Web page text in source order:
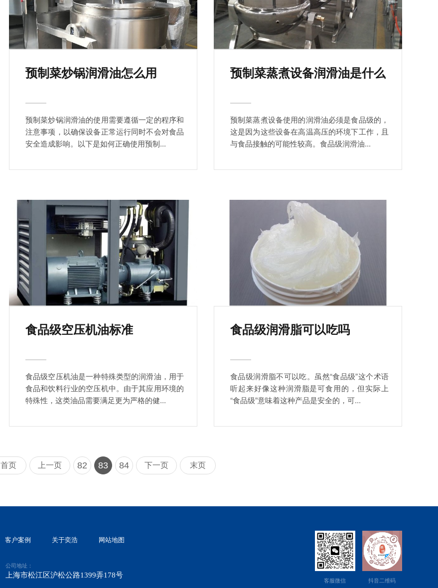
预制菜炒锅润滑油怎么用
预制菜炒锅润滑油的使用需要遵循一定的程序和
注意事项，以确保设备正常运行同时不会对食品
安全造成影响。以下是如何正确使用预制...
预制菜蒸煮设备润滑油是什么
预制菜蒸煮设备使用的润滑油必须是食品级的，
这是因为这些设备在高温高压的环境下工作，且
与食品接触的可能性较高。食品级润滑油...
食品级空压机油标准
食品级空压机油是一种特殊类型的润滑油，用于
食品和饮料行业的空压机中。由于其应用环境的
特殊性，这类油品需要满足更为严格的健...
食品级润滑脂可以吃吗
食品级润滑脂不可以吃。虽然“食品级”这个术语
听起来好像这种润滑脂是可食用的，但实际上
“食品级”意味着这种产品是安全的，可...
首页 上一页 82 83 84 下一页 末页
客户案例 关于奕浩 网站地图
公司地址：
上海市松江区沪松公路1399弄178号
客服微信 抖音二维码